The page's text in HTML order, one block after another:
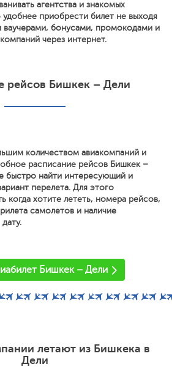
агентства и знакомых
удобнее приобрести билет не выходя
бонусами, промокодами и
через интернет.
рейсов Бишкек – Дели
количеством авиакомпаний и
расписание рейсов Бишкек –
быстро найти интересующий и
перелета. Для этого
когда хотите лететь, номера рейсов,
самолетов и наличие
Бишкек – Дели
летают из Бишкека в
Дели